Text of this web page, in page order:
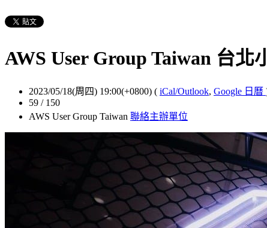
AWS User Group Taiwan 台北
2023/05/18(周四) 19:00(+0800) ( iCal/Outlook, Google 日曆
59 / 150
AWS User Group Taiwan 聯絡主辦單位